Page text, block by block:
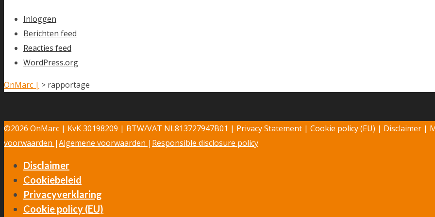
Inloggen
Berichten feed
Reacties feed
WordPress.org
OnMarc | > rapportage
©2026 OnMarc | KvK 30198209 | BTW/VAT NL813727947B01 | Privacy Statement | Cookie policy (EU) | Disclaimer |
voorwaarden |Algemene voorwaarden | Responsible disclosure policy
Disclaimer
Cookiebeleid
Privacyverklaring
Cookie policy (EU)